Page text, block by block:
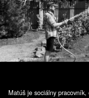
Matúš je sociálny